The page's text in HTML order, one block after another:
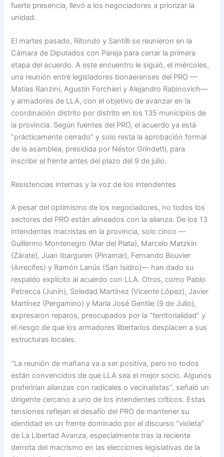
fuerte presencia, llevó a los negociadores a priorizar la
unidad.
El martes pasado, Ritondo y Santilli se reunieron en la
Cámara de Diputados con Pareja para cerrar la primera
etapa del acuerdo. A este encuentro le siguió, el miércoles,
una reunión entre legisladores bonaerenses del PRO —
Matías Ranzini, Agustín Forchieri y Alejandro Rabinovich—
y armadores de LLA, con el objetivo de avanzar en la
coordinación distrito por distrito en los 135 municipios de
la provincia. Según fuentes del PRO, el acuerdo ya está
“prácticamente cerrado” y solo resta la aprobación formal
de la asamblea, presidida por Néstor Grindetti, para
inscribir el frente antes del plazo del 9 de julio.
Resistencias internas y la voz de los intendentes
A pesar del optimismo de los negociadores, no todos los
sectores del PRO están alineados con la alianza. De los 13
intendentes macristas en la provincia, solo cinco —
Guillermo Montenegro (Mar del Plata), Marcelo Matzkin
(Zárate), Juan Ibarguren (Pinamar), Fernando Bouvier
(Arrecifes) y Ramón Lanús (San Isidro)— han dado su
respaldo explícito al acuerdo con LLA. Otros, como Pablo
Petrecca (Junín), Soledad Martínez (Vicente López), Javier
Martínez (Pergamino) y María José Gentile (9 de Julio),
expresaron reparos, preocupados por la “territorialidad” y
el riesgo de que los armadores libertarios desplacen a sus
estructuras locales.
“La reunión de mañana va a ser positiva, pero no todos
están convencidos de que LLA sea el mejor socio. Algunos
preferirían alianzas con radicales o vecinalistas”, señaló un
dirigente cercano a uno de los intendentes críticos. Estas
tensiones reflejan el desafío del PRO de mantener su
identidad en un frente dominado por el discurso “violeta”
de La Libertad Avanza, especialmente tras la reciente
derrota del macrismo en las elecciones legislativas de la